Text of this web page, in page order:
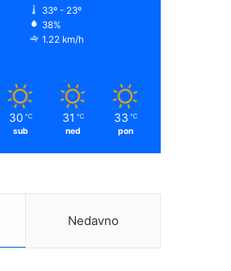
33º - 23º
38%
1.22 km/h
30 ℃
sub
31 ℃
ned
33 ℃
pon
Nedavno